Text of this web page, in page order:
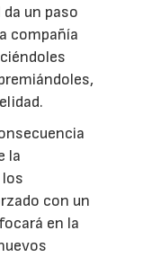
un paso
compañía
la
con un
en la